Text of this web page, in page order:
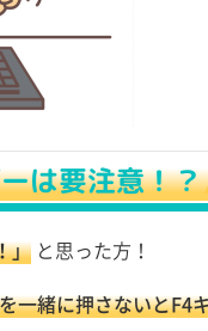
は要注意！？
」 と思った方！
一緒に押さないとF4